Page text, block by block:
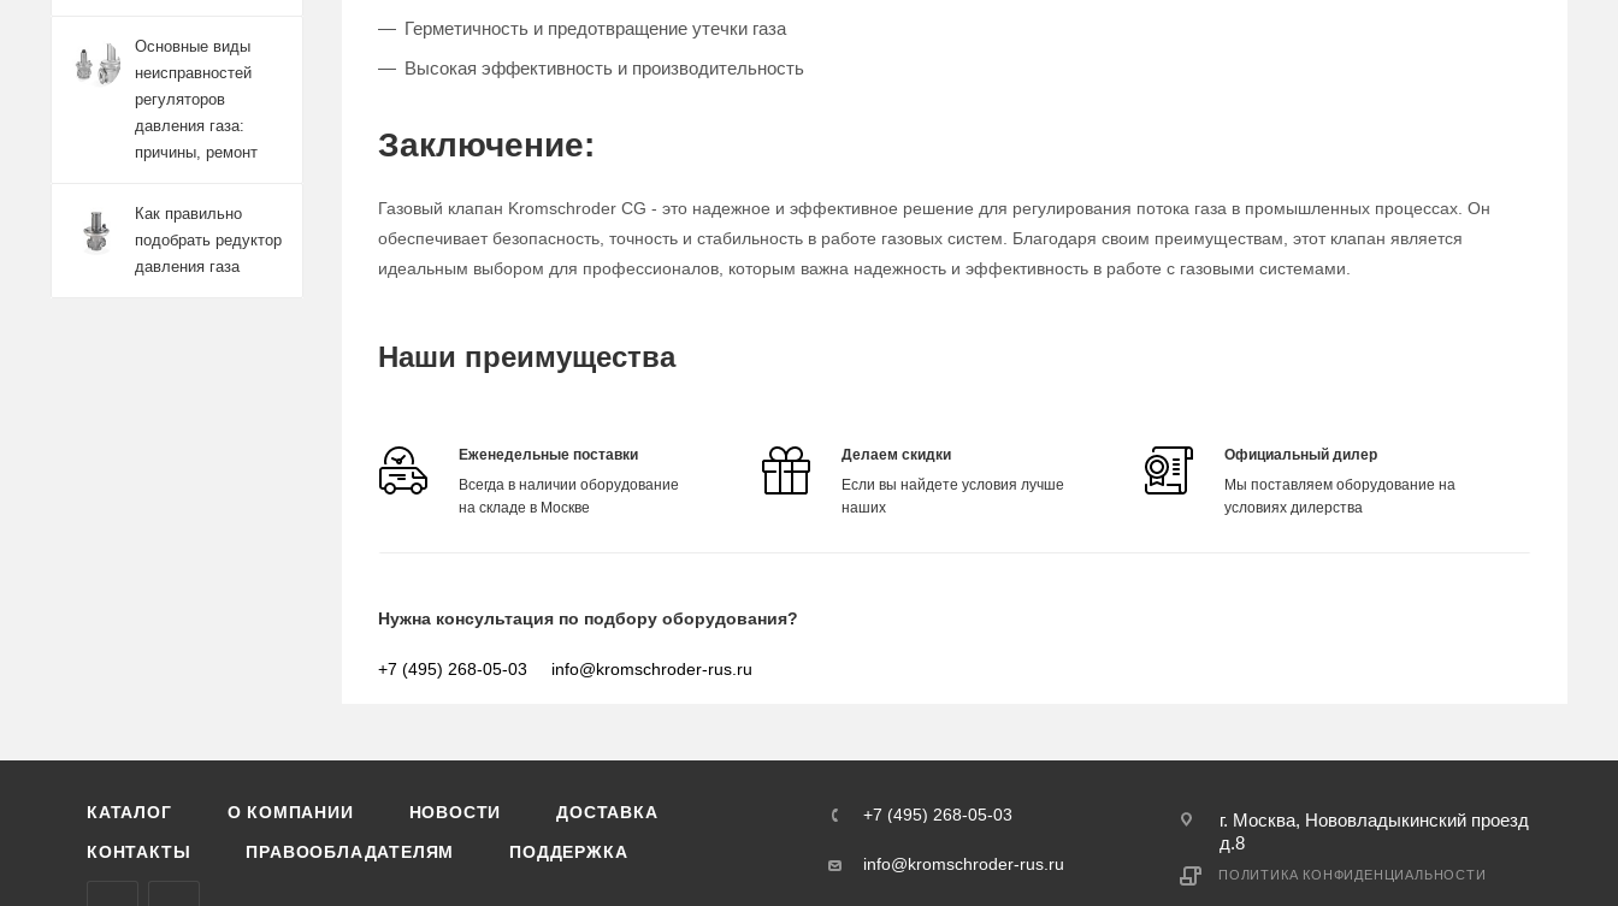
Герметичность и предотвращение утечки газа
Высокая эффективность и производительность
Заключение:
Газовый клапан Kromschroder CG - это надежное и эффективное решение для регулирования потока газа в промышленных процессах. Он
обеспечивает безопасность, точность и стабильность в работе газовых систем. Благодаря своим преимуществам, этот клапан является
идеальным выбором для профессионалов, которым важна надежность и эффективность в работе с газовыми системами.
Наши преимущества
Еженедельные поставки
Всегда в наличии оборудование
на складе в Москве
Делаем скидки
Если вы найдете условия лучше
наших
Официальный дилер
Мы поставляем оборудование на
условиях дилерства
Нужна консультация по подбору оборудования?
+7 (495) 268-05-03 info@kromschroder-rus.ru
Основные виды
неисправностей
регуляторов
давления газа:
причины, ремонт
Как правильно
подобрать редуктор
давления газа
КАТАЛОГ О КОМПАНИИ НОВОСТИ ДОСТАВКА
КОНТАКТЫ ПРАВООБЛАДАТЕЛЯМ ПОДДЕРЖКА
+7 (495) 268-05-03
info@kromschroder-rus.ru
г. Москва, Нововладыкинский проезд
д.8
ПОЛИТИКА КОНФИДЕНЦИАЛЬНОСТИ